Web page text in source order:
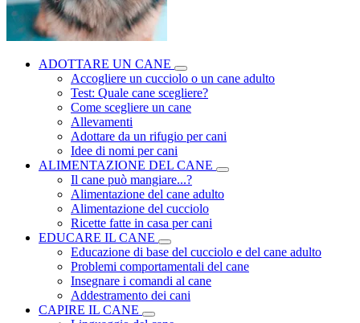
ADOTTARE UN CANE
Accogliere un cucciolo o un cane adulto
Test: Quale cane scegliere?
Come scegliere un cane
Allevamenti
Adottare da un rifugio per cani
Idee di nomi per cani
ALIMENTAZIONE DEL CANE
Il cane può mangiare...?
Alimentazione del cane adulto
Alimentazione del cucciolo
Ricette fatte in casa per cani
EDUCARE IL CANE
Educazione di base del cucciolo e del cane adulto
Problemi comportamentali del cane
Insegnare i comandi al cane
Addestramento dei cani
CAPIRE IL CANE